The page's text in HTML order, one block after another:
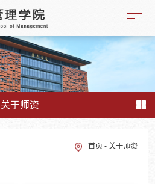
关于师资
首页 -关于师资